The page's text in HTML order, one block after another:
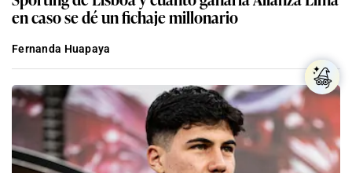
en caso se dé un fichaje millonario
Fernanda Huapaya